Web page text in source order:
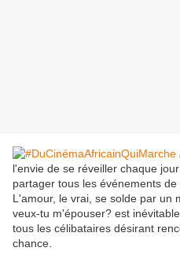
l'envie de se réveiller chaque
partager tous les événements
L'amour, le vrai, se solde par un
veux-tu m'épouser? est
tous les célibataires désirant
chance.